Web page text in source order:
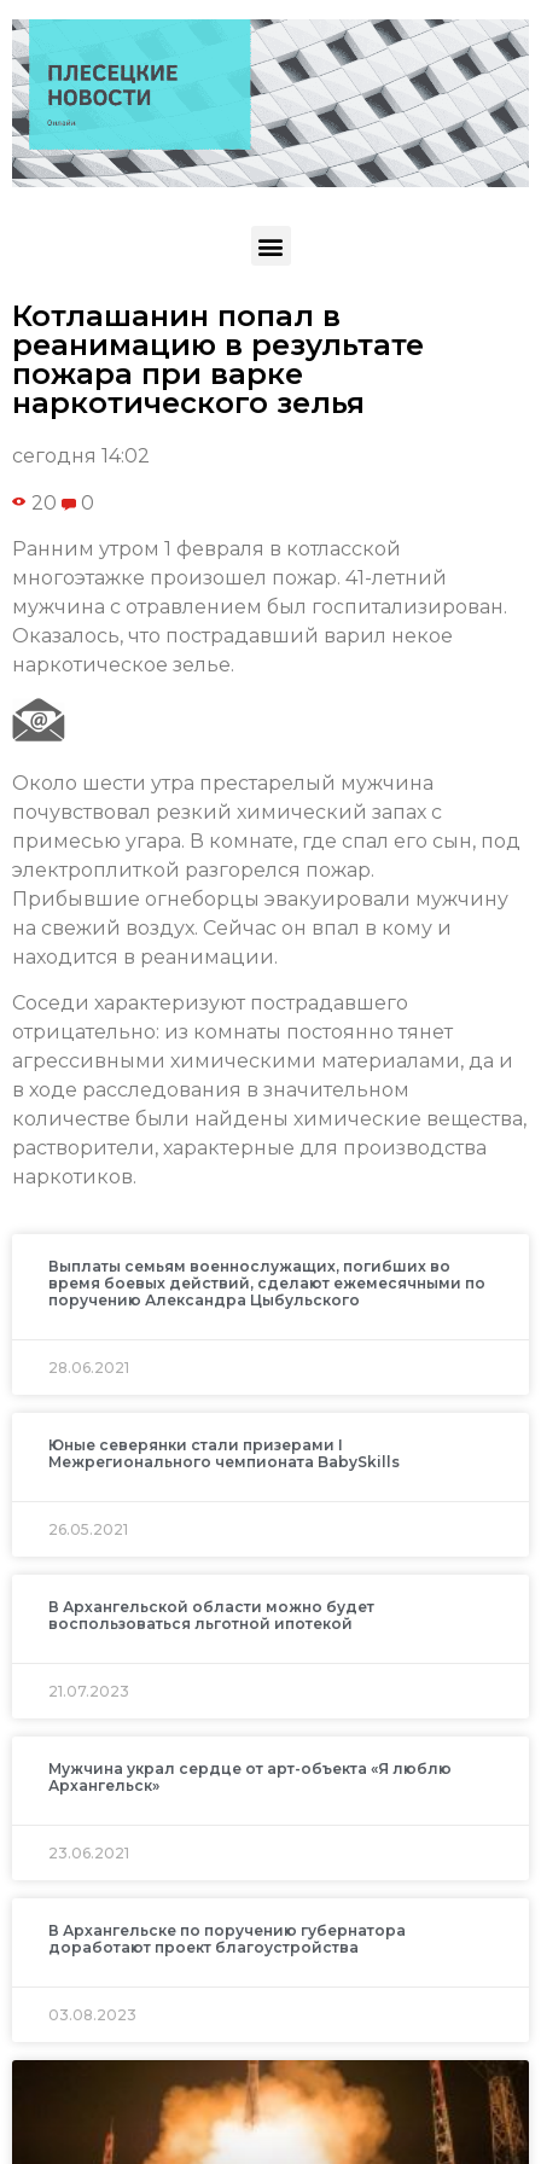
Котлашанин попал в
реанимацию в результате
пожара при варке
наркотического зелья
сегодня 14:02
20 0
Ранним утром 1 февраля в котласской
многоэтажке произошел пожар. 41-летний
мужчина с отравлением был госпитализирован.
Оказалось, что пострадавший варил некое
наркотическое зелье.
Около шести утра престарелый мужчина
почувствовал резкий химический запах с
примесью угара. В комнате, где спал его сын, под
электроплиткой разгорелся пожар.
Прибывшие огнеборцы эвакуировали мужчину
на свежий воздух. Сейчас он впал в кому и
находится в реанимации.
Соседи характеризуют пострадавшего
отрицательно: из комнаты постоянно тянет
агрессивными химическими материалами, да и
в ходе расследования в значительном
количестве были найдены химические вещества,
растворители, характерные для производства
наркотиков.
Выплаты семьям военнослужащих, погибших во
время боевых действий, сделают ежемесячными по
поручению Александра Цыбульского
28.06.2021
Юные северянки стали призерами I
Межрегионального чемпионата BabySkills
26.05.2021
В Архангельской области можно будет
воспользоваться льготной ипотекой
21.07.2023
Мужчина украл сердце от арт-объекта «Я люблю
Архангельск»
23.06.2021
В Архангельске по поручению губернатора
доработают проект благоустройства
03.08.2023